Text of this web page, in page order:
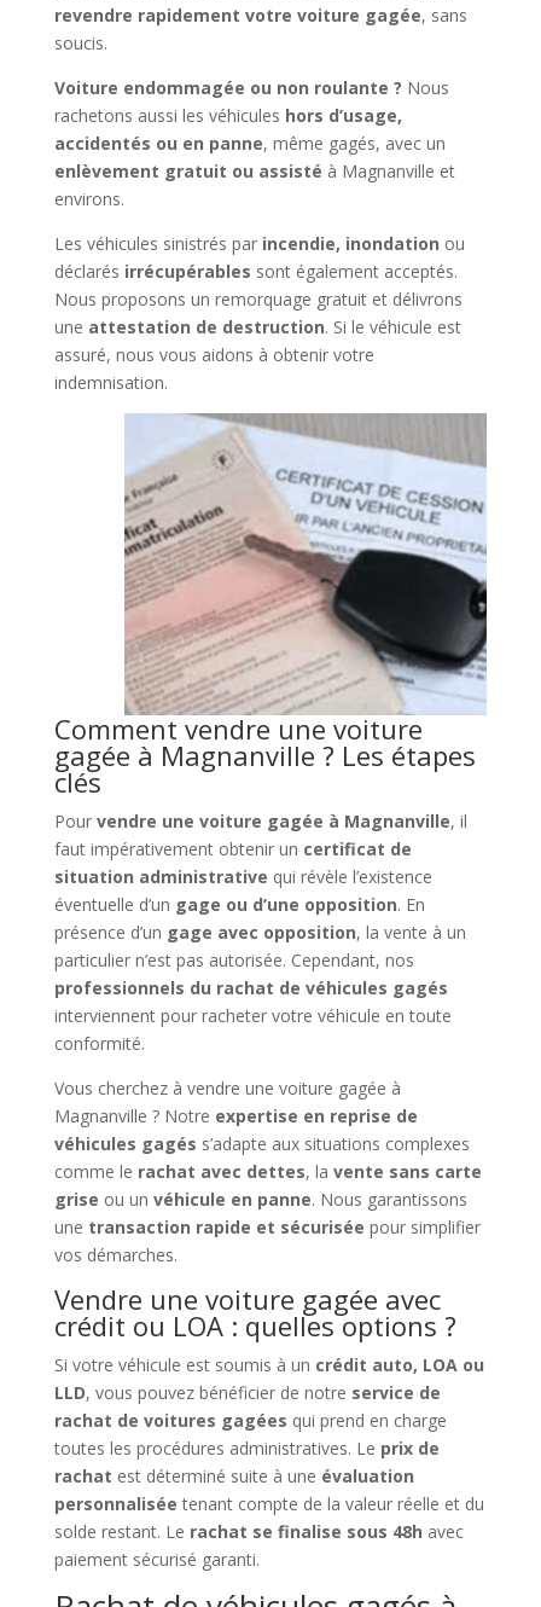
revendre rapidement votre voiture gagée, sans
soucis.
Voiture endommagée ou non roulante ? Nous
rachetons aussi les véhicules hors d’usage,
accidentés ou en panne, même gagés, avec un
enlèvement gratuit ou assisté à Magnanville et
environs.
Les véhicules sinistrés par incendie, inondation ou
déclarés irrécupérables sont également acceptés.
Nous proposons un remorquage gratuit et délivrons
une attestation de destruction. Si le véhicule est
assuré, nous vous aidons à obtenir votre
indemnisation.
Comment vendre une voiture
gagée à Magnanville ? Les étapes
clés
Pour vendre une voiture gagée à Magnanville, il
faut impérativement obtenir un certificat de
situation administrative qui révèle l’existence
éventuelle d’un gage ou d’une opposition. En
présence d’un gage avec opposition, la vente à un
particulier n’est pas autorisée. Cependant, nos
professionnels du rachat de véhicules gagés
interviennent pour racheter votre véhicule en toute
conformité.
Vous cherchez à vendre une voiture gagée à
Magnanville ? Notre expertise en reprise de
véhicules gagés s’adapte aux situations complexes
comme le rachat avec dettes, la vente sans carte
grise ou un véhicule en panne. Nous garantissons
une transaction rapide et sécurisée pour simplifier
vos démarches.
Vendre une voiture gagée avec
crédit ou LOA : quelles options ?
Si votre véhicule est soumis à un crédit auto, LOA ou
LLD, vous pouvez bénéficier de notre service de
rachat de voitures gagées qui prend en charge
toutes les procédures administratives. Le prix de
rachat est déterminé suite à une évaluation
personnalisée tenant compte de la valeur réelle et du
solde restant. Le rachat se finalise sous 48h avec
paiement sécurisé garanti.